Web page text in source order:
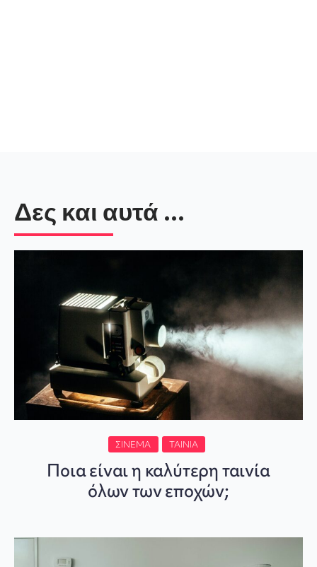
Δες και αυτά ...
ΣΙΝΕΜΆ ΤΑΙΝΊΑ
Ποια είναι η καλύτερη ταινία
όλων των εποχών;